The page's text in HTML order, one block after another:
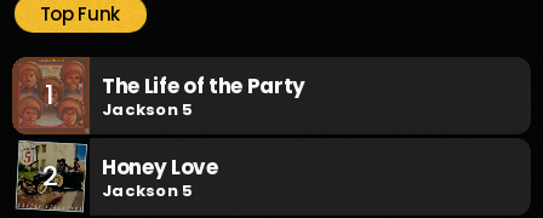
Top Funk
1 The Life of the Party
Jackson 5
2 Honey Love
Jackson 5